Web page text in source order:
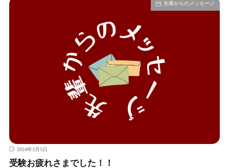
先輩からのメッセージ
2024年3月5日
受験お疲れさまでした！！